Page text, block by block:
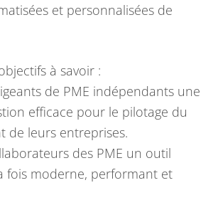
et personnalisées de
à savoir :
de PME indépendants une
efficace pour le pilotage du
de leurs entreprises.
des PME un outil
fois moderne, performant et